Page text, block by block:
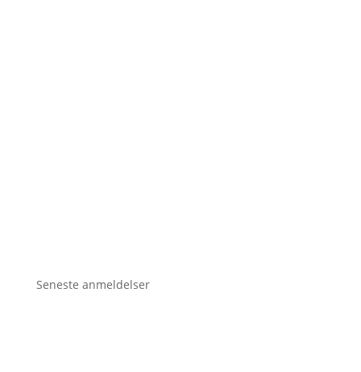
Seneste anmeldelser